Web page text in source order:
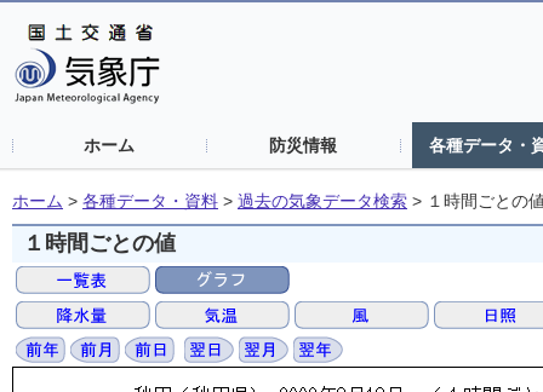
ホーム 防災情報 各種データ・
ホーム > 各種データ・資料 > 過去の気象データ検索 > １時間ごとの
１時間ごとの値